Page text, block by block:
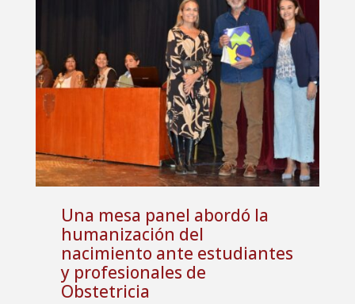
Una mesa panel abordó la
humanización del
nacimiento ante estudiantes
y profesionales de
Obstetricia